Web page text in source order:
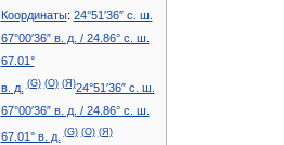
Координаты: 24°51′36″ с. ш.
67°00′36″ в. д. / 24.86° с. ш.
67.01°
в. д. (G) (O) (Я)24°51′36″ с. ш.
67°00′36″ в. д. / 24.86° с. ш.
67.01° в. д. (G) (O) (Я)